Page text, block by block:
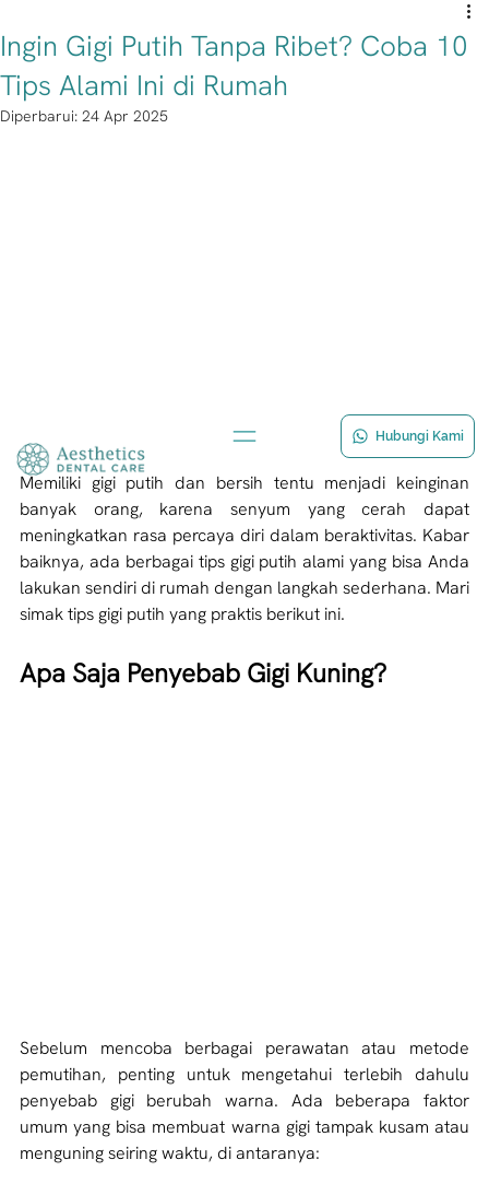
Hubungi Kami
Ingin Gigi Putih Tanpa Ribet? Coba 10
Tips Alami Ini di Rumah
Diperbarui: 24 Apr 2025
Memiliki gigi putih dan bersih tentu menjadi keinginan
banyak orang, karena senyum yang cerah dapat
meningkatkan rasa percaya diri dalam beraktivitas. Kabar
baiknya, ada berbagai tips gigi putih alami yang bisa Anda
lakukan sendiri di rumah dengan langkah sederhana. Mari
simak tips gigi putih yang praktis berikut ini.
Apa Saja Penyebab Gigi Kuning?
Sebelum mencoba berbagai perawatan atau metode
pemutihan, penting untuk mengetahui terlebih dahulu
penyebab gigi berubah warna. Ada beberapa faktor
umum yang bisa membuat warna gigi tampak kusam atau
menguning seiring waktu, di antaranya: